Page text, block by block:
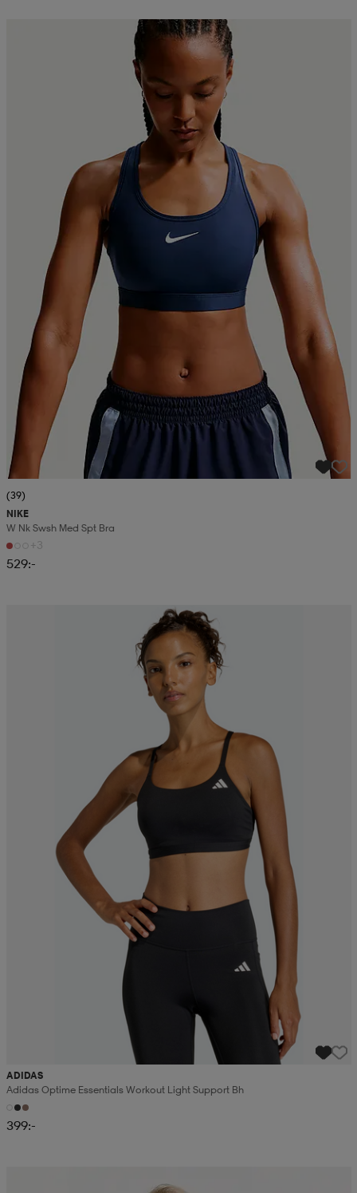
(39)
NIKE
W Nk Swsh Med Spt Bra
+3
529:-
ADIDAS
Adidas Optime Essentials Workout Light Support Bh
399:-